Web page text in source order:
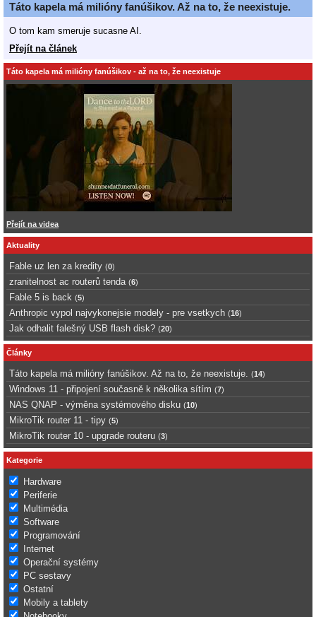
Táto kapela má milióny fanúšikov. Až na to, že neexistuje.
O tom kam smeruje sucasne AI.
Přejít na článek
Táto kapela má milióny fanúšikov - až na to, že neexistuje
Přejít na videa
Aktuality
Fable uz len za kredity (0)
zranitelnost ac routerů tenda (6)
Fable 5 is back (5)
Anthropic vypol najvykonejsie modely - pre vsetkych (16)
Jak odhalit falešný USB flash disk? (20)
Články
Táto kapela má milióny fanúšikov. Až na to, že neexistuje. (14)
Windows 11 - připojení současně k několika sítím (7)
NAS QNAP - výměna systémového disku (10)
MikroTik router 11 - tipy (5)
MikroTik router 10 - upgrade routeru (3)
Kategorie
Hardware
Periferie
Multimédia
Software
Programování
Internet
Operační systémy
PC sestavy
Ostatní
Mobily a tablety